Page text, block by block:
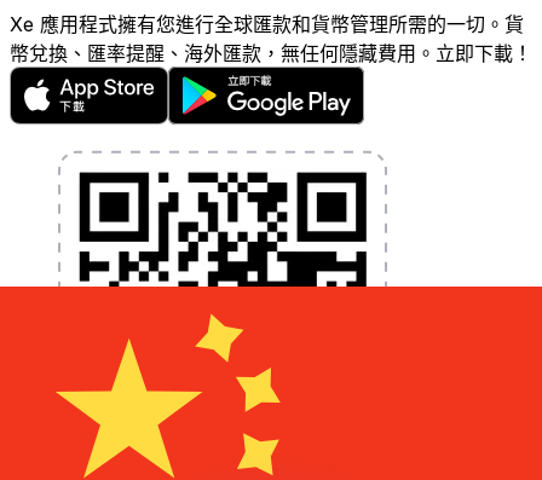
Xe 應用程式擁有您進行全球匯款和貨幣管理所需的一切。貨
幣兌換、匯率提醒、海外匯款，無任何隱藏費用。立即下載！